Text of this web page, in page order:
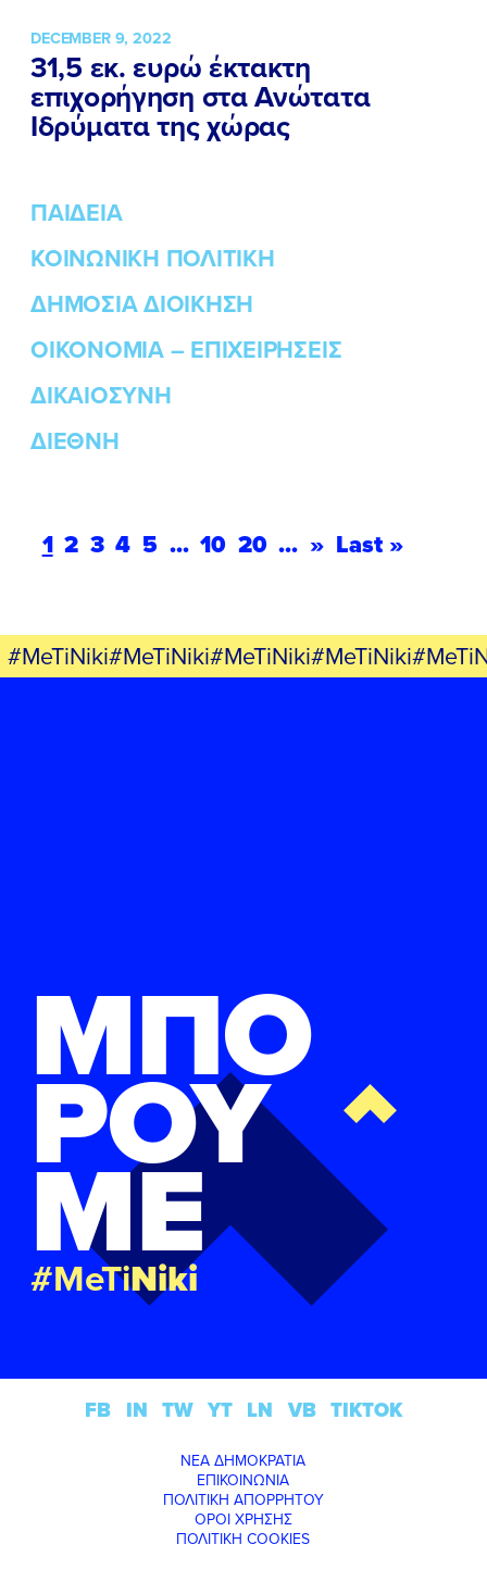
DECEMBER 9, 2022
31,5 εκ. ευρώ έκτακτη
επιχορήγηση στα Ανώτατα
Ιδρύματα της χώρας
ΠΑΙΔΕΙΑ
ΚΟΙΝΩΝΙΚΗ ΠΟΛΙΤΙΚΗ
ΔΗΜΟΣΙΑ ΔΙΟΙΚΗΣΗ
ΟΙΚΟΝΟΜΙΑ – ΕΠΙΧΕΙΡΗΣΕΙΣ
ΔΙΚΑΙΟΣΥΝΗ
ΔΙΕΘΝΗ
1 2 3 4 5 ... 10 20 ... » Last »
ΜΠΟ
ΡΟΥ
ΜΕ
#MeTiNiki
ΝΕΑ ΔΗΜΟΚΡΑΤΙΑ
ΕΠΙΚΟΙΝΩΝΙΑ
ΠΟΛΙΤΙΚΗ ΑΠΟΡΡΗΤΟΥ
ΟΡΟΙ ΧΡΗΣΗΣ
ΠΟΛΙΤΙΚΗ COOKIES
FB IN TW YT LN VB TIKTOK